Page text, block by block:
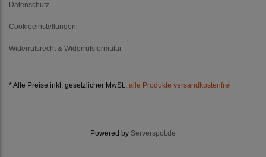
Datenschutz
Cookieeinstellungen
Widerrufsrecht & Widerrufsformular
* Alle Preise inkl. gesetzlicher MwSt., alle Produkte versandkostenfrei
Powered by Serverspot.de